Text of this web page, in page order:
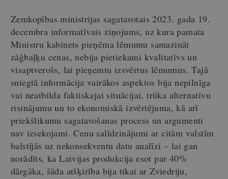
Zemkopības ministrijas sagatavotais 2023. gada 19.
decembra informatīvais ziņojums, uz kura pamata
Ministru kabinets pieņēma lēmumu samazināt
zāģbaļķu cenas, nebija pietiekami kvalitatīvs un
visaptverošs, lai pieņemtu izsvērtus lēmumus. Tajā
sniegtā informācija vairākos aspektos bija nepilnīga
vai neatbilda faktiskajai situācijai, trūka alternatīvu
risinājumu un to ekonomiskā izvērtējuma, kā arī
priekšlikumu sagatavošanas process un argumenti
nav izsekojami. Cenu salīdzinājumi ar citām valstīm
balstījās uz nekonsekventu datu analīzi – lai gan
norādīts, ka Latvijas produkcija esot par 40%
dārgāka, šāda atšķirība bija tikai ar Zviedriju,